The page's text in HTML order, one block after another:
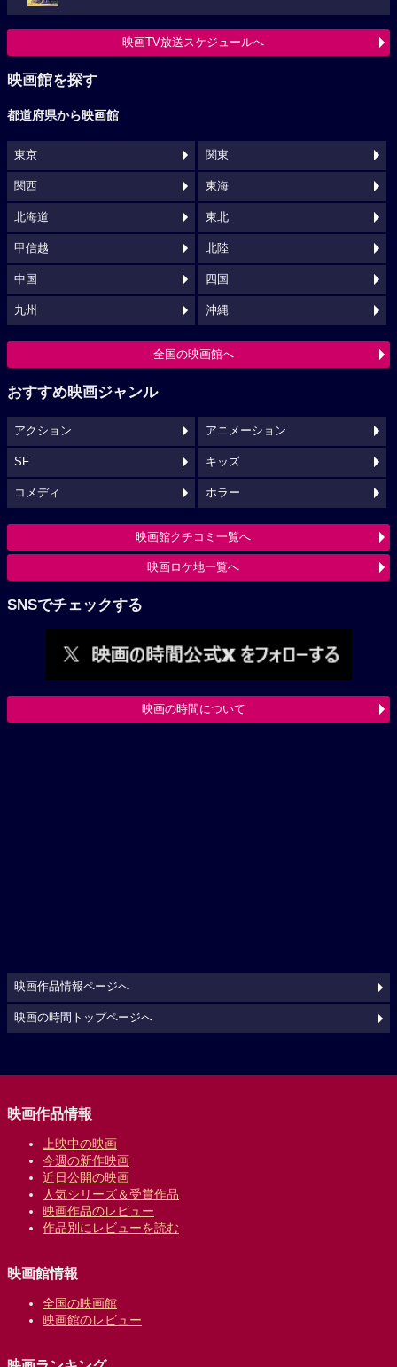
映画TV放送スケジュールへ
映画館を探す
都道府県から映画館
東京 関東
関西 東海
北海道 東北
甲信越 北陸
中国 四国
九州 沖縄
全国の映画館へ
おすすめ映画ジャンル
アクション アニメーション
SF キッズ
コメディ ホラー
映画館クチコミ一覧へ
映画ロケ地一覧へ
SNSでチェックする
映画の時間について
映画作品情報ページへ
映画の時間トップページへ
映画作品情報
上映中の映画
今週の新作映画
近日公開の映画
人気シリーズ＆受賞作品
映画作品のレビュー
作品別にレビューを読む
映画館情報
全国の映画館
映画館のレビュー